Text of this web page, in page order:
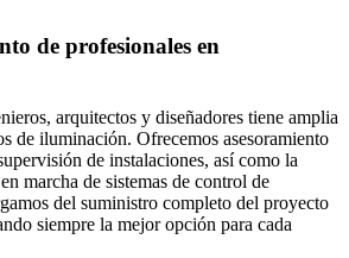
de profesionales en
arquitectos y diseñadores tiene amplia
de iluminación. Ofrecemos asesoramiento
de instalaciones, así como la
marcha de sistemas de control de
del suministro completo del proyecto
siempre la mejor opción para cada